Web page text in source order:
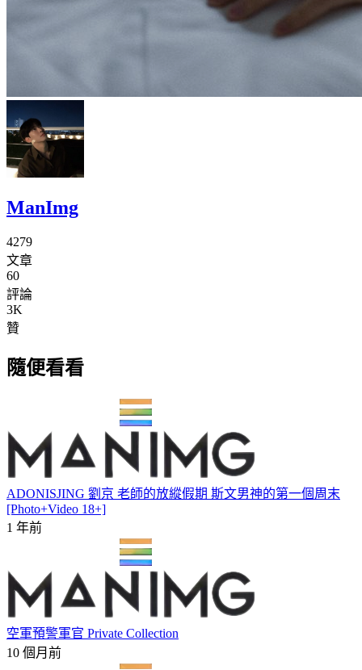
ManImg
4279
文章
60
評論
3K
贊
隨便看看
ADONISJING 劉京 老師的放縱假期 斯文男神的第一個周末
[Photo+Video 18+]
1 年前
空軍預警軍官 Private Collection
10 個月前